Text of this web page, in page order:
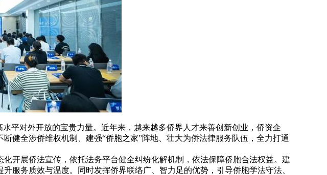
平对外开放的宝贵力量。近年来，越来越多侨界人才来善创新创业，侨资企
健全涉侨维权机制、建强“侨胞之家”阵地、壮大为侨法律服务队伍，全力打通
开展侨法宣传，依托法务平台健全纠纷化解机制，依法保障侨胞合法权益。建
服务质效与温度。同时发挥侨界联络广、智力足的优势，引导侨胞学法守法、